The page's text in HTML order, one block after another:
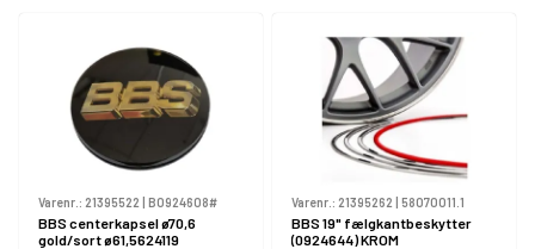
Varenr.: 21395522 | B0924608#
BBS centerkapsel ø70,6
gold/sort ø61,5624119
Varenr.: 21395262 | 58070011.1
BBS 19" fælgkantbeskytter
(0924644) KROM